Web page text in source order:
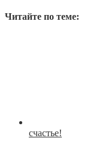
Читайте по теме:
счастье!